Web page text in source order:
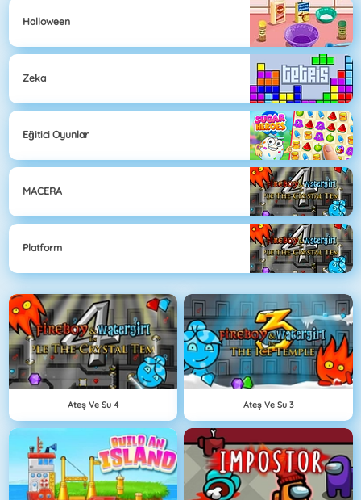
Halloween
Zeka
Eğitici Oyunlar
MACERA
Platform
Ateş Ve Su 4 Ateş Ve Su 3